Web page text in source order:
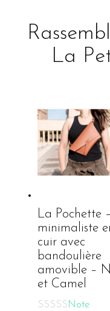
La
La Pochette
minimaliste
cuir avec
bandoulière
amovible –
et Camel
Note